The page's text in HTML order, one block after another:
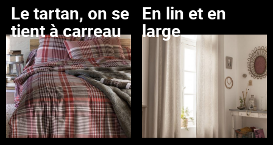
Le tartan, on se
tient à carreau
En lin et en
large